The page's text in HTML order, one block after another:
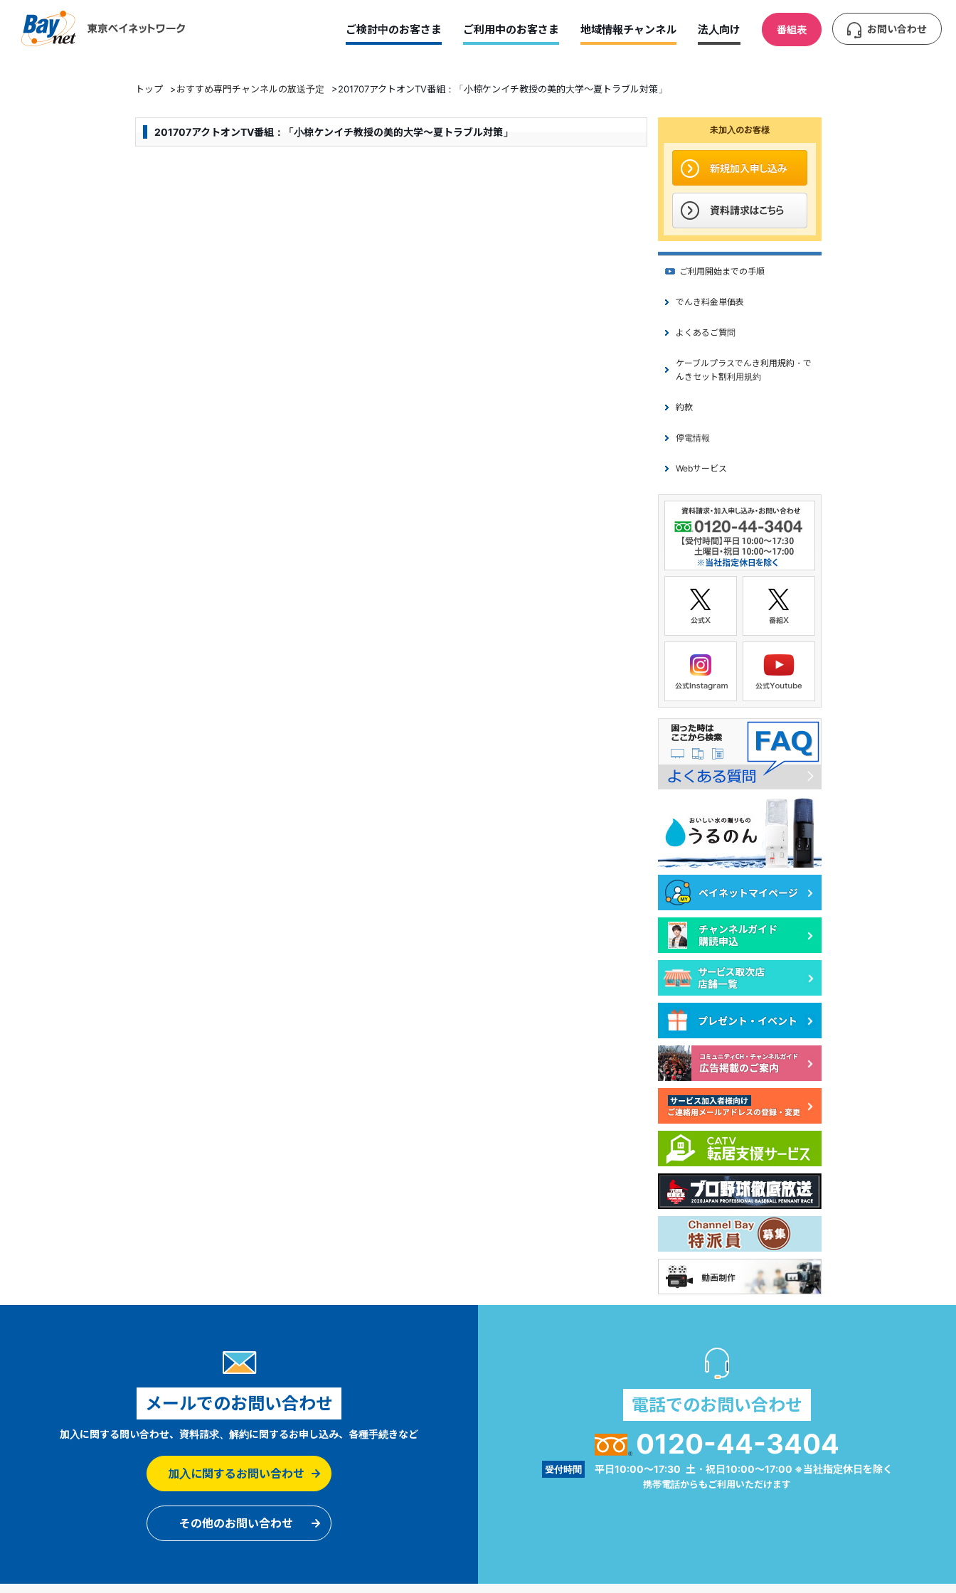
ご検討中のお客さま ご利用中のお客さま 地域情報チャンネル 法人向け 番組表 お問い合わせ
トップ >おすすめ専門チャンネルの放送予定 >201707アクトオンTV番組：「小椋ケンイチ教授の美的大学～夏トラブル対策」
201707アクトオンTV番組：「小椋ケンイチ教授の美的大学～夏トラブル対策」 未加入のお客様
ご利用開始までの手順
でんき料金単価表
よくあるご質問
ケーブルプラスでんき利用規約・で
んきセット割利用規約
約款
停電情報
Webサービス
メールでのお問い合わせ
加入に関する問い合わせ、資料請求、解約に関するお申し込み、各種手続きなど
加入に関するお問い合わせ
その他のお問い合わせ
電話でのお問い合わせ
0120-44-3404
受付時間 平日10:00～17:30 土・祝日10:00～17:00 ※当社指定休日を除く
携帯電話からもご利用いただけます